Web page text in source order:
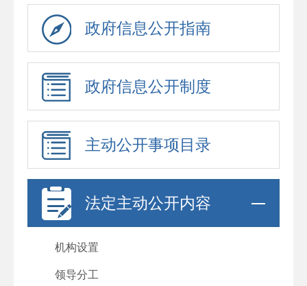
政府信息公开指南
政府信息公开制度
主动公开事项目录
法定主动公开内容
机构设置
领导分工